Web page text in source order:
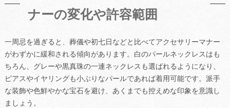
ナーの変化や許容範囲
一周忌を過ぎると、葬儀や初七日などと比べてアクセサリーマナー
がわずかに緩和される傾向があります。白のパールネックレスはも
ちろん、グレーや黒真珠の一連ネックレスも選ばれるようになり、
ピアスやイヤリングも小ぶりなパールであれば着用可能です。派手
な装飾や色鮮やかな宝石を避け、あくまでも控えめな印象を意識し
ましょう。